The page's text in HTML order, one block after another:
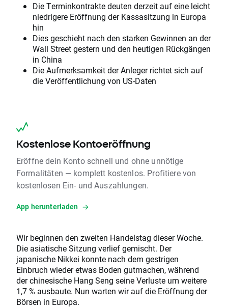
Die Terminkontrakte deuten derzeit auf eine leicht
niedrigere Eröffnung der Kassasitzung in Europa
hin
Dies geschieht nach den starken Gewinnen an der
Wall Street gestern und den heutigen Rückgängen
in China
Die Aufmerksamkeit der Anleger richtet sich auf
die Veröffentlichung von US-Daten
Kostenlose Kontoeröffnung
Eröffne dein Konto schnell und ohne unnötige
Formalitäten — komplett kostenlos. Profitiere von
kostenlosen Ein- und Auszahlungen.
App herunterladen
Wir beginnen den zweiten Handelstag dieser Woche.
Die asiatische Sitzung verlief gemischt. Der
japanische Nikkei konnte nach dem gestrigen
Einbruch wieder etwas Boden gutmachen, während
der chinesische Hang Seng seine Verluste um weitere
1,7 % ausbaute. Nun warten wir auf die Eröffnung der
Börsen in Europa.